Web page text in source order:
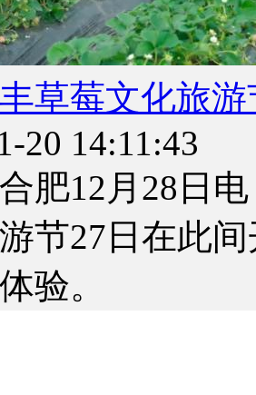
草莓文化旅
20 14:11:43
肥12月28日
节27日在此
验。